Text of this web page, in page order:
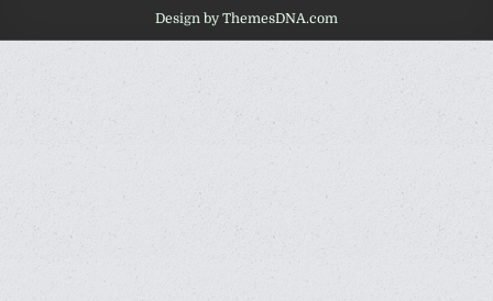
Design by ThemesDNA.com